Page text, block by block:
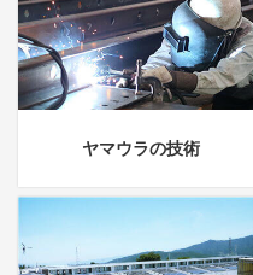
ヤマウラの技術